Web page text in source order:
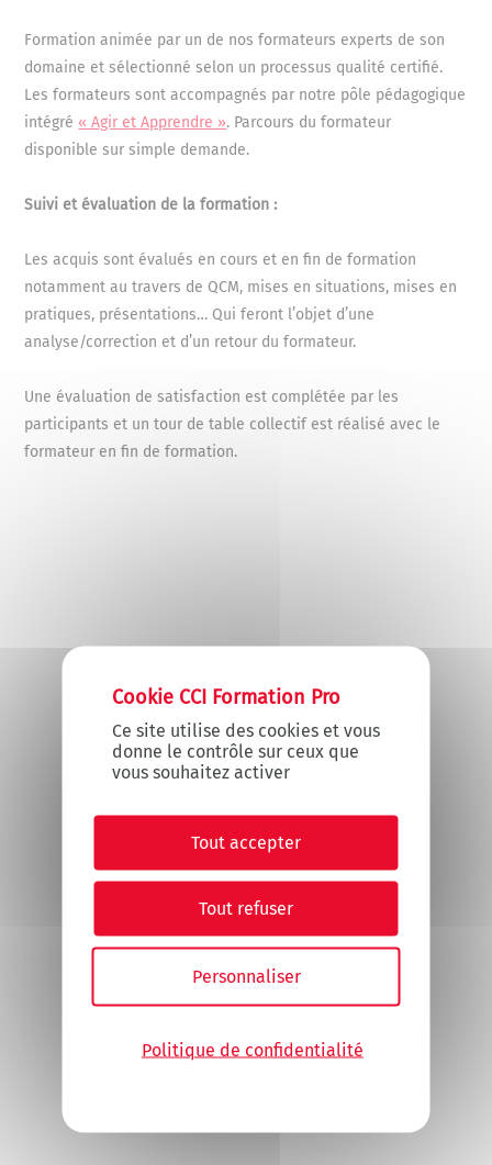
Ce site utilise des cookies et vous
donne le contrôle sur ceux que
vous souhaitez activer
Tout accepter
Tout refuser
Personnaliser
Politique de confidentialité
Formation animée par un de nos formateurs experts de son
domaine et sélectionné selon un processus qualité certifié.
Les formateurs sont accompagnés par notre pôle pédagogique
intégré « Agir et Apprendre ». Parcours du formateur
disponible sur simple demande.
Suivi et évaluation de la formation :
Les acquis sont évalués en cours et en fin de formation
notamment au travers de QCM, mises en situations, mises en
pratiques, présentations… Qui feront l’objet d’une
analyse/correction et d’un retour du formateur.
Une évaluation de satisfaction est complétée par les
participants et un tour de table collectif est réalisé avec le
formateur en fin de formation.